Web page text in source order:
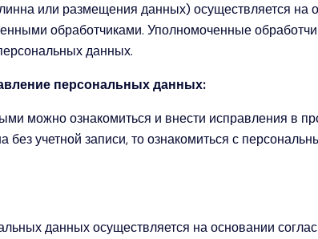
или размещения данных) осуществляется
обработчиками. Уполномоченные
данных.
персональных данных:
можно ознакомиться и внести исправления в
без учетной записи, то ознакомиться с
данных осуществляется на основании